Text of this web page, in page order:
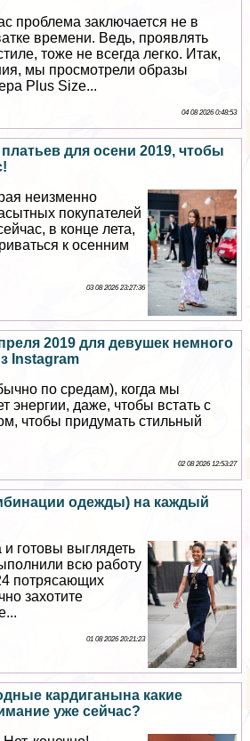
проблема заключается не в
времени. Ведь, проявлять
тоже не всегда легко. Итак,
мы просмотрели образы
Plus Size...
04 08 2026 0:48:53
для осени 2019, чтобы
неизменно
покупателей
в конце лета,
к осенним
03 08 2026 23:27:36
2019 для дeвyшек немного
Instagram
по средам), когда мы
энергии, даже, чтобы встать с
чтобы придумать стильный
02 08 2026 12:53:27
одежды) на каждый
готовы выглядеть
всю работу
потрясающих
захотите
01 08 2026 20:21:23
кардиганына какие
уже сейчас?